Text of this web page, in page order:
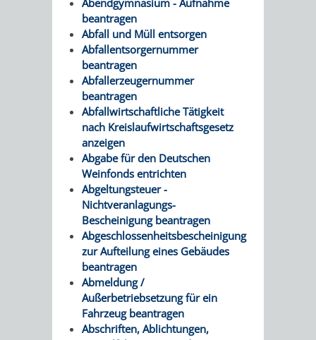
HILFE
MENSCHEN
MIT
BEHINDERUNG
MENSCHEN
MIT
DEMENZ
MIGRANTEN
FLÜCHTLINGE
BAUHERREN
BAUHERRENBERATUNG
GRUNDSTÜCKSWERTERMITTLUNG
DENKMALSCHUTZ
AUFGABEN
DER
UNTEREN
STEUERVORTEILE
SATZUNGEN
IM
VERKAUF
STÄDTISCHER
BAUPLÄTZE
VERKAUF
BERATUNGSERGEBNISSE
/
UMLEGUNGSAUSSCHUSS
BERATENDE
BÜRGERMEISTER
/
beantragen
Abfall und Müll entsorgen
Abfallentsorgernummer
beantragen
Abfallerzeugernummer
beantragen
Abfallwirtschaftliche Tätigkeit
nach Kreislaufwirtschaftsgesetz
anzeigen
Abgabe für den Deutschen
Weinfonds entrichten
Abgeltungsteuer -
Nichtveranlagungs-
Bescheinigung beantragen
Abgeschlossenheitsbescheinigung
zur Aufteilung eines Gebäudes
beantragen
Abmeldung /
Außerbetriebsetzung für ein
Fahrzeug beantragen
Abschriften, Ablichtungen,